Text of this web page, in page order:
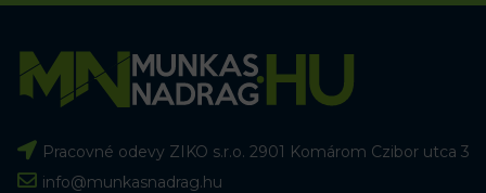
Pracovné odevy ZIKO s.r.o. 2901 Komárom Czibor utca 3
info@munkasnadrag.hu